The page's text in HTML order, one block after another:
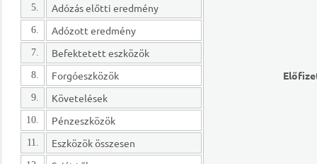
5. Adózás előtti eredmény
6. Adózott eredmény
7. Befektetett eszközök
8. Forgóeszközök
9. Követelések
10. Pénzeszközök
11. Eszközök összesen